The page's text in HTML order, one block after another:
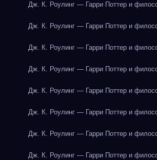
Дж. К. Роулинг — Гарри Поттер и
Дж. К. Роулинг — Гарри Поттер и
Дж. К. Роулинг — Гарри Поттер и
Дж. К. Роулинг — Гарри Поттер и
Дж. К. Роулинг — Гарри Поттер и
Дж. К. Роулинг — Гарри Поттер и
Дж. К. Роулинг — Гарри Поттер и
Дж. К. Роулинг — Гарри Поттер и